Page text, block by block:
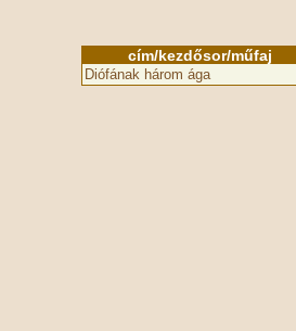
cím/kezdősor/műfaj
Diófának három ága